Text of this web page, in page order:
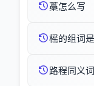
藁怎么写
榣的组词
路程同义词